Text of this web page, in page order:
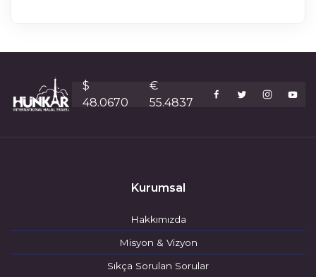
$
48.0670
€
55.4837
Kurumsal
Hakkımızda
Misyon & Vizyon
Sıkça Sorulan Sorular